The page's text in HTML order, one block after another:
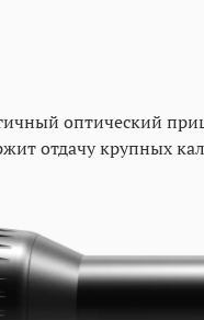
оптический
отдачу крупных